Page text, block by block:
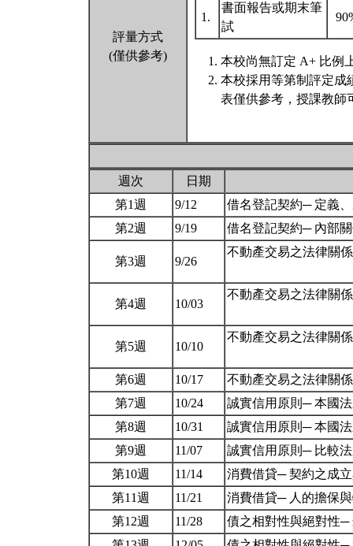
評量方式
(僅供參考)
1.
書面報告或期末筆
試
本校尚無訂定 A+ 比例
本校採用等第制評定成
表僅供參考，授課教師
週次
日期
第1週
9/12
借名登記契約─ 定義
第2週
9/19 借名登記契約─ 內部
第3週 9/26
不動產交易之法律關
第4週 10/03
不動產交易之法律關
第5週 10/10
不動產交易之法律關
第6週 10/17
不動產交易之法律關
第7週
10/24
誠實信用原則─ 本國
第8週
10/31
誠實信用原則─ 本國
第9週
11/07
誠實信用原則─ 比較
第10週
11/14
消費借貸─ 契約之成
第11週
11/21
消費借貸─ 人的擔保
第12週
11/28
債之相對性與絕對性